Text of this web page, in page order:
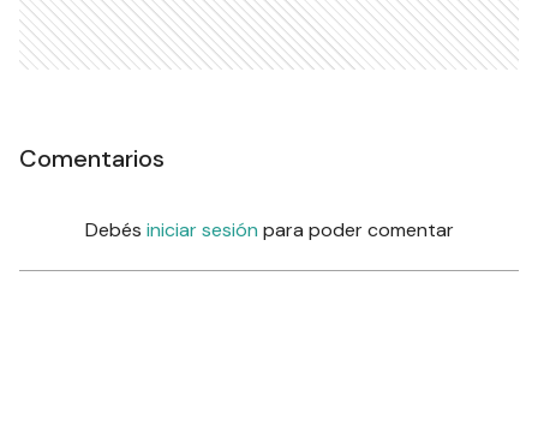
Comentarios
Debés iniciar sesión para poder comentar